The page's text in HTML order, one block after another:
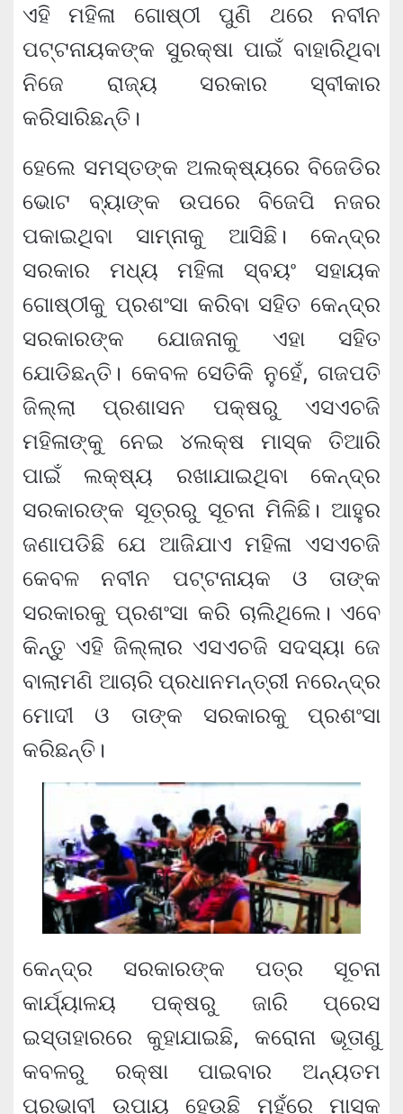
ଏହି ମହିଳା ଗୋଷ୍ଠୀ ପୁଣି ଥରେ ନବୀନ
ପଟ୍ଟନାୟକଙ୍କ ସୁରକ୍ଷା ପାଇଁ ବାହାରିଥିବା
ନିଜେ ରାଜ୍ୟ ସରକାର ସ୍ବୀକାର
କରିସାରିଛନ୍ତି।
ହେଲେ ସମସ୍ତଙ୍କ ଅଲକ୍ଷ୍ୟରେ ବିଜେଡିର
ଭୋଟ ବ୍ୟାଙ୍କ ଉପରେ ବିଜେପି ନଜର
ପକାଇଥିବା ସାମ୍ନାକୁ ଆସିଛି। କେନ୍ଦ୍ର
ସରକାର ମଧ୍ୟ ମହିଳା ସ୍ବୟଂ ସହାୟକ
ଗୋଷ୍ଠୀକୁ ପ୍ରଶଂସା କରିବା ସହିତ କେନ୍ଦ୍ର
ସରକାରଙ୍କ ଯୋଜନାକୁ ଏହା ସହିତ
ଯୋଡିଛନ୍ତି। କେବଳ ସେତିକି ନୁହେଁ, ଗଜପତି
ଜିଲ୍ଲା ପ୍ରଶାସନ ପକ୍ଷରୁ ଏସଏଚଜି
ମହିଳାଙ୍କୁ ନେଇ ୪ଲକ୍ଷ ମାସ୍କ ତିଆରି
ପାଇଁ ଲକ୍ଷ୍ୟ ରଖାଯାଇଥିବା କେନ୍ଦ୍ର
ସରକାରଙ୍କ ସୂତ୍ରରୁ ସୂଚନା ମିଳିଛି। ଆହୁର
ଜଣାପଡିଛି ଯେ ଆଜିଯାଏ ମହିଳା ଏସଏଚଜି
କେବଳ ନବୀନ ପଟ୍ଟନାୟକ ଓ ତାଙ୍କ
ସରକାରକୁ ପ୍ରଶଂସା କରି ଚାଲିଥିଲେ। ଏବେ
କିନ୍ତୁ ଏହି ଜିଲ୍ଲାର ଏସଏଚଜି ସଦସ୍ୟା ଜେ
ବାଲାମଣି ଆଚାରି ପ୍ରଧାନମନ୍ତ୍ରୀ ନରେନ୍ଦ୍ର
ମୋଦୀ ଓ ତାଙ୍କ ସରକାରକୁ ପ୍ରଶଂସା
କରିଛନ୍ତି।
କେନ୍ଦ୍ର ସରକାରଙ୍କ ପତ୍ର ସୂଚନା
କାର୍ଯ୍ୟାଳୟ ପକ୍ଷରୁ ଜାରି ପ୍ରେସ
ଇସ୍ତାହାରରେ କୁହାଯାଇଛି, କରୋନା ଭୂତାଣୁ
କବଳରୁ ରକ୍ଷା ପାଇବାର ଅନ୍ୟତମ
ପ୍ରଭାବୀ ଉପାୟ ହେଉଛି ମୁହଁରେ ମାସ୍କ